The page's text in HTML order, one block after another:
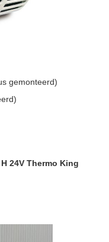
gemonteerd)
24V Thermo King